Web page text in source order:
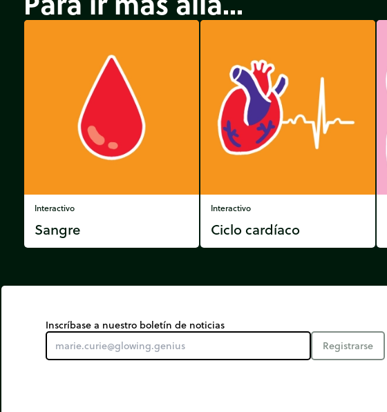
Interactivo
Sangre
Interactivo
Ciclo cardíaco
Inscríbase a nuestro boletín de noticias
Registrarse